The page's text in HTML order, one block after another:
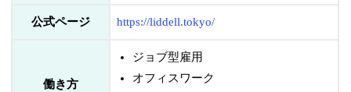
公式ページ https://liddell.tokyo/
働き方
ジョブ型雇用
オフィスワーク